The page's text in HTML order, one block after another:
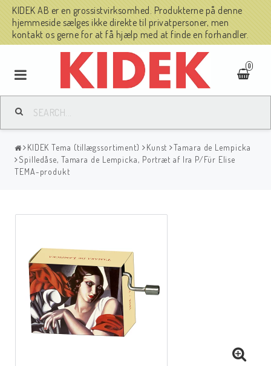
KIDEK AB er en grossistvirksomhed. Produkterne på denne
hjemmeside sælges ikke direkte til privatpersoner, men
kontakt os gerne for at få hjælp med at finde en forhandler.
0
KIDEK Tema (tillægssortiment) Kunst
Tamara de Lempicka
Spilledåse, Tamara de Lempicka, Portræt af Ira P/Für Elise
TEMA-produkt